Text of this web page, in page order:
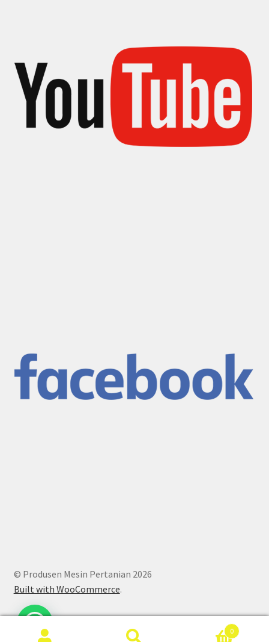
© Produsen Mesin Pertanian 2026
Built with WooCommerce.
0